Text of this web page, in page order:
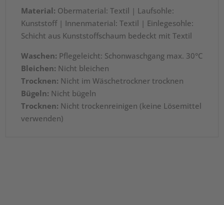
Material: Obermaterial: Textil | Laufsohle:
Kunststoff | Innenmaterial: Textil | Einlegesohle:
Schicht aus Kunststoffschaum bedeckt mit Textil
Waschen: Pflegeleicht: Schonwaschgang max. 30°C
Bleichen: Nicht bleichen
Trocknen: Nicht im Wäschetrockner trocknen
Bügeln: Nicht bügeln
Trocknen: Nicht trockenreinigen (keine Lösemittel
verwenden)